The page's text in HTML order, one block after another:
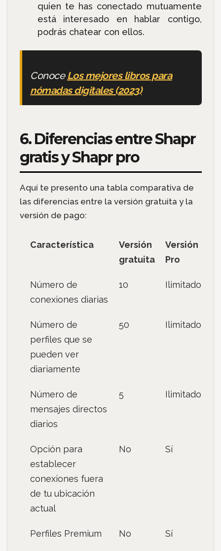
quien te has conectado mutuamente
está interesado en hablar contigo,
podrás chatear con ellos.
ConoceLos mejores libros para
nómadas digitales (2023)
6. Diferencias entre Shapr
gratis y Shapr pro
Aquí te presento una tabla comparativa de
las diferencias entre la versión gratuita y la
versión de pago:
Característica
Versión
gratuita
Versión
Pro
Número de
conexiones diarias
10 Ilimitado
Número de
perfiles que se
pueden ver
diariamente
50 Ilimitado
Número de
mensajes directos
diarios
5 Ilimitado
Opción para
establecer
conexiones fuera
de tu ubicación
actual
No Sí
Perfiles Premium No Sí